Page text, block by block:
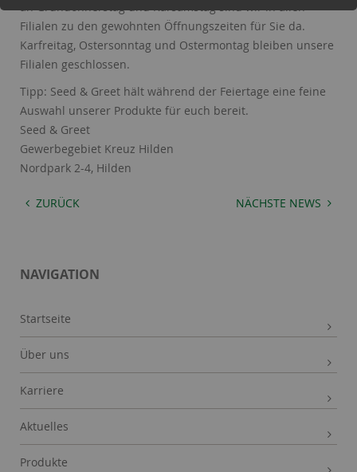
Filialen zu den gewohnten Öffnungszeiten für Sie da.
Karfreitag, Ostersonntag und Ostermontag bleiben unsere
Filialen geschlossen.
Tipp: Seed & Greet hält während der Feiertage eine feine
Auswahl unserer Produkte für euch bereit.
Seed & Greet
Gewerbegebiet Kreuz Hilden
Nordpark 2-4, Hilden
ZURÜCK NÄCHSTE NEWS
NAVIGATION
Startseite
Über uns
Karriere
Aktuelles
Produkte
Name:
Cookie Hinweis
Zweck:
Speichert die Cookie-Einstellungen des Besuchers
Cookies:
allowCookie
Laufzeit:
3 Monate
Name:
Session
Zweck:
Speichert die aktuelle Session des Besuchers
Cookies:
Laufzeit:
Dauer der Browsersitzung
Name:
Zweck:
Speichert die Auflösung des Browserfensters